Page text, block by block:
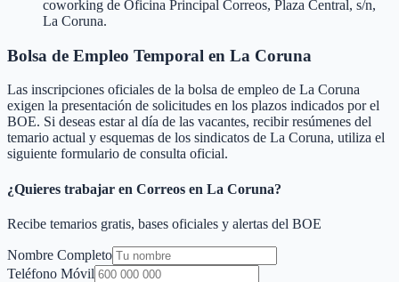
coworking de Oficina Principal Correos, Plaza Central, s/n,
La Coruna.
Bolsa de Empleo Temporal en La Coruna
Las inscripciones oficiales de la bolsa de empleo de La Coruna
exigen la presentación de solicitudes en los plazos indicados por el
BOE. Si deseas estar al día de las vacantes, recibir resúmenes del
temario actual y esquemas de los sindicatos de La Coruna, utiliza el
siguiente formulario de consulta oficial.
¿Quieres trabajar en Correos en La Coruna?
Recibe temarios gratis, bases oficiales y alertas del BOE
Nombre Completo
Teléfono Móvil